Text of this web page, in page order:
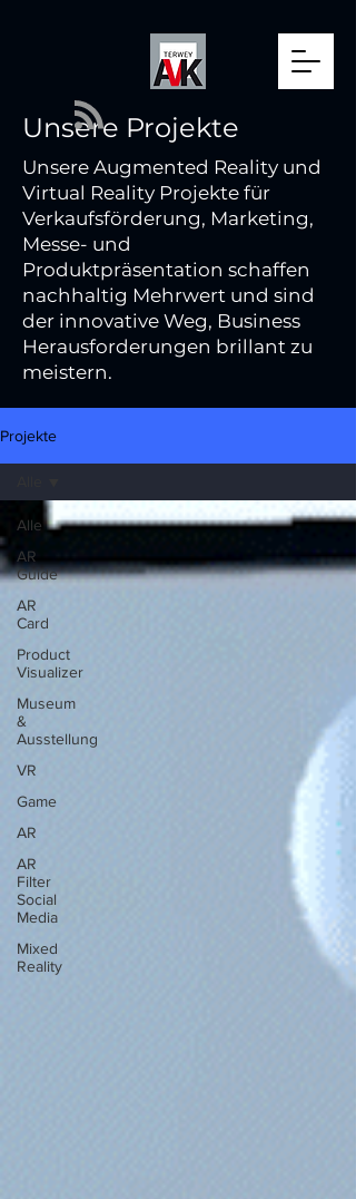
Unsere Projekte
Unsere Augmented Reality und
Virtual Reality Projekte für
Verkaufsförderung, Marketing,
Messe- und
Produktpräsentation schaffen
nachhaltig Mehrwert und sind
der innovative Weg, Business
Herausforderungen brillant zu
meistern.
Projekte
Alle
AR
Guide
AR
Card
Product
Visualizer
Museum
&
Ausstellung
VR
Game
AR
AR
Filter
Social
Media
Mixed
Reality